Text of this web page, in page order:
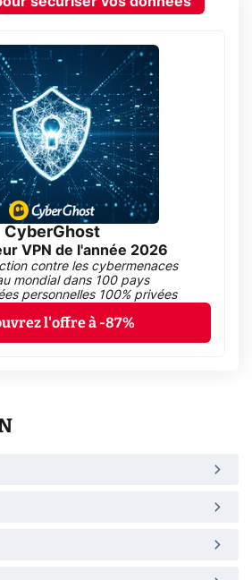
CyberGhost
VPN de l'année 2026
contre les cybermenaces
mondial dans 100 pays
personnelles 100% privées
l'offre à -87%